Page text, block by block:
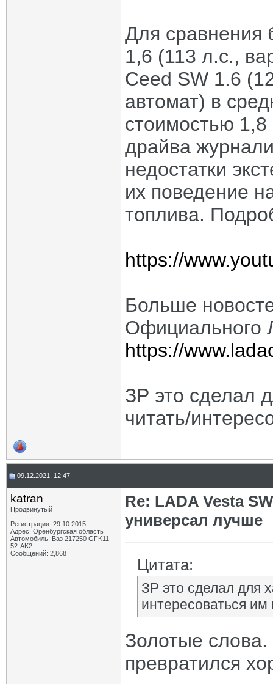
Для сравнения
1,6 (113 л.с.,
Ceed SW 1.6
автомат) в
стоимостью
драйва
недостатки
их поведение
топлива.
https://
Больше
Официального
https://
ЗР это сделал
читать/
09.12.2021, 12:47
katran
Продвинутый
Регистрация: 29.10.2015
Адрес: Оренбургская область
Автомобиль: Ваз 217250 GFK11-
52-AK2
Сообщений: 2,868
Re: LADA Vesta
универсал лучше
Цитата:
ЗР это сделал для
интересоваться им
Золотые
превратился